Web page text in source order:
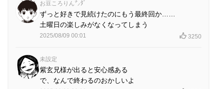
お豆ころりん㌨ﾀﾞ
ずっと好きで見続けたのにもう最終回か……
土曜日の楽しみがなくなってしまう
2025/08/09 00:01 3250
未設定
紫玄兄様が出ると安心感ある
で、なんで終わるのおかしいよ